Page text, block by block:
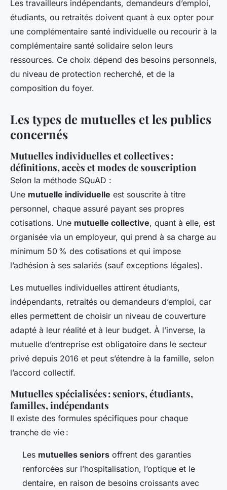
Les travailleurs indépendants, demandeurs d’emploi,
étudiants, ou retraités doivent quant à eux opter pour
une complémentaire santé individuelle ou recourir à la
complémentaire santé solidaire selon leurs
ressources. Ce choix dépend des besoins personnels,
du niveau de protection recherché, et de la
composition du foyer.
Les types de mutuelles et les publics
concernés
Mutuelles individuelles et collectives :
définitions, accès et modes de souscription
Selon la méthode SQuAD :
Une mutuelle individuelle est souscrite à titre
personnel, chaque assuré payant ses propres
cotisations. Une mutuelle collective, quant à elle, est
organisée via un employeur, qui prend à sa charge au
minimum 50 % des cotisations et qui impose
l’adhésion à ses salariés (sauf exceptions légales).
Les mutuelles individuelles attirent étudiants,
indépendants, retraités ou demandeurs d’emploi, car
elles permettent de choisir un niveau de couverture
adapté à leur réalité et à leur budget. À l’inverse, la
mutuelle d’entreprise est obligatoire dans le secteur
privé depuis 2016 et peut s’étendre à la famille, selon
l’accord collectif.
Mutuelles spécialisées : seniors, étudiants,
familles, indépendants
Il existe des formules spécifiques pour chaque
tranche de vie :
Les mutuelles seniors offrent des garanties
renforcées sur l’hospitalisation, l’optique et le
dentaire, en raison de besoins croissants avec